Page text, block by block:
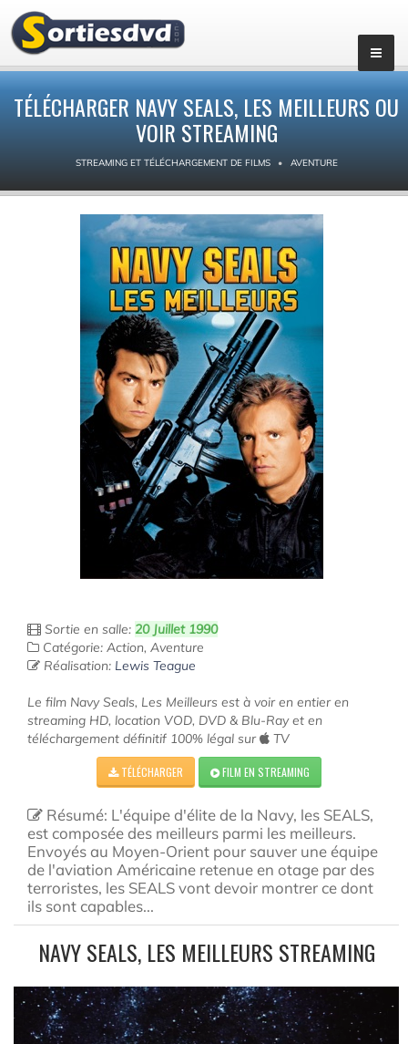
TÉLÉCHARGER NAVY SEALS, LES MEILLEURS OU
VOIR STREAMING
STREAMING ET TÉLÉCHARGEMENT DE FILMS AVENTURE
Sortie en salle: 20 Juillet 1990
Catégorie: Action, Aventure
Réalisation: Lewis Teague
Le film Navy Seals, Les Meilleurs est à voir en entier en
streaming HD, location VOD, DVD & Blu-Ray et en
téléchargement définitif 100% légal sur
TV
TÉLÉCHARGER FILM EN STREAMING
Résumé: L'équipe d'élite de la Navy, les SEALS,
est composée des meilleurs parmi les meilleurs.
Envoyés au Moyen-Orient pour sauver une équipe
de l'aviation Américaine retenue en otage par des
terroristes, les SEALS vont devoir montrer ce dont
ils sont capables...
NAVY SEALS, LES MEILLEURS STREAMING